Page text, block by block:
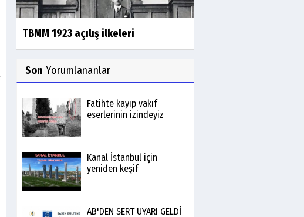
TBMM 1923 açılış ilkeleri
Son Yorumlananlar
Fatihte kayıp vakıf
eserlerinin izindeyiz
Kanal İstanbul için
yeniden keşif
AB'DEN SERT UYARI GELDİ